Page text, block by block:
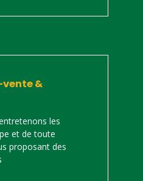
&
les
et de toute
proposant des